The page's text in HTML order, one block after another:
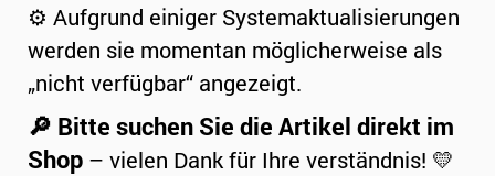
⚙️ Aufgrund einiger Systemaktualisierungen
werden sie momentan möglicherweise als
„nicht verfügbar“ angezeigt.
🔎 Bitte suchen Sie die Artikel direkt im
Shop – vielen Dank für Ihre verständnis! 💛